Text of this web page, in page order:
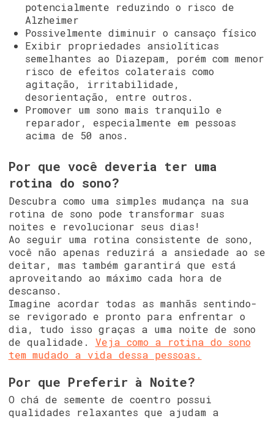
potencialmente reduzindo o risco de
Alzheimer
Possivelmente diminuir o cansaço físico
Exibir propriedades ansiolíticas
semelhantes ao Diazepam, porém com menor
risco de efeitos colaterais como
agitação, irritabilidade,
desorientação, entre outros.
Promover um sono mais tranquilo e
reparador, especialmente em pessoas
acima de 50 anos.
Por que você deveria ter uma
rotina do sono?
Descubra como uma simples mudança na sua
rotina de sono pode transformar suas
noites e revolucionar seus dias!
Ao seguir uma rotina consistente de sono,
você não apenas reduzirá a ansiedade ao se
deitar, mas também garantirá que está
aproveitando ao máximo cada hora de
descanso.
Imagine acordar todas as manhãs sentindo-
se revigorado e pronto para enfrentar o
dia, tudo isso graças a uma noite de sono
de qualidade. Veja como a rotina do sono
tem mudado a vida dessa pessoas.
Por que Preferir à Noite?
O chá de semente de coentro possui
qualidades relaxantes que ajudam a